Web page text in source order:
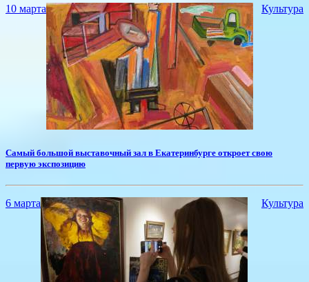
10 марта Культура
Самый большой выставочный зал в Екатеринбурге откроет свою
первую экспозицию
6 марта Культура